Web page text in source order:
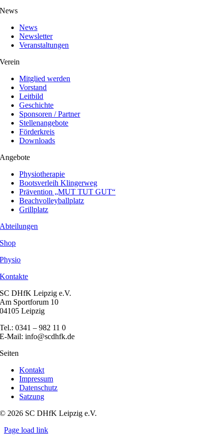
News
News
Newsletter
Veranstaltungen
Verein
Mitglied werden
Vorstand
Leitbild
Geschichte
Sponsoren / Partner
Stellenangebote
Förderkreis
Downloads
Angebote
Physiotherapie
Bootsverleih Klingerweg
Prävention „MUT TUT GUT“
Beachvolleyballplatz
Grillplatz
Abteilungen
Shop
Physio
Kontakte
SC DHfK Leipzig e.V.
Am Sportforum 10
04105 Leipzig
Tel.: 0341 – 982 11 0
E-Mail: info@scdhfk.de
Seiten
Kontakt
Impressum
Datenschutz
Satzung
© 2026 SC DHfK Leipzig e.V.
Page load link